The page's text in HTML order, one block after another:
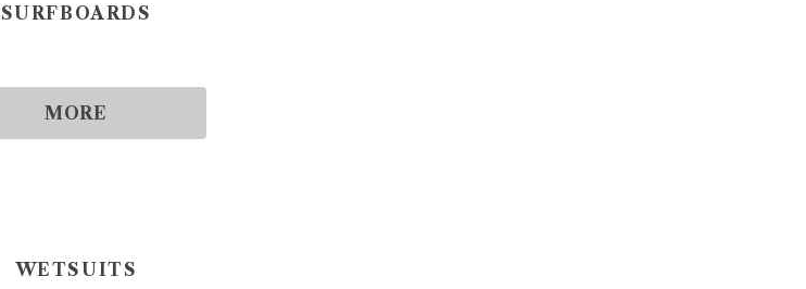
SURFBOARDS
MORE
WETSUITS